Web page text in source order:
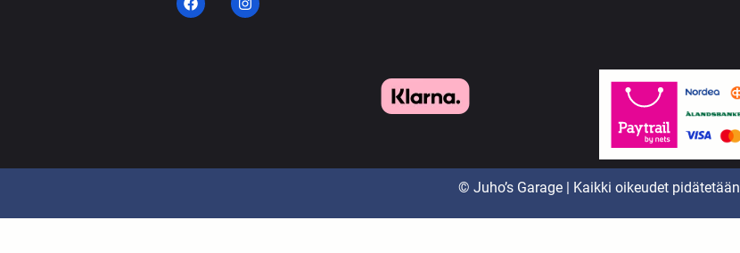
© Juho’s Garage | Kaikki oikeudet pidätetään